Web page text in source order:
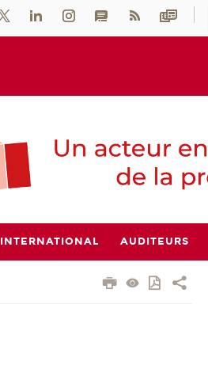
INTERNATIONAL AUDITEURS